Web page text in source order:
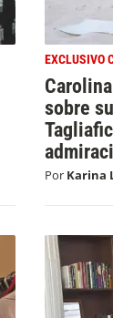
EXCLUSIVO
sobre
Por Karina